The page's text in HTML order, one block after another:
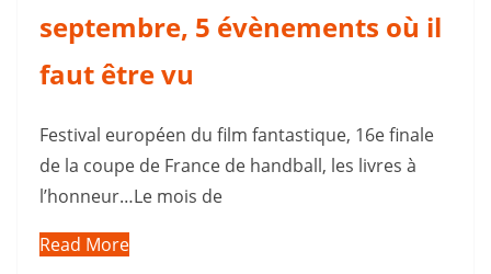
septembre, 5 évènements où il
faut être vu
Festival européen du film fantastique, 16e finale
de la coupe de France de handball, les livres à
l’honneur…Le mois de
Read More